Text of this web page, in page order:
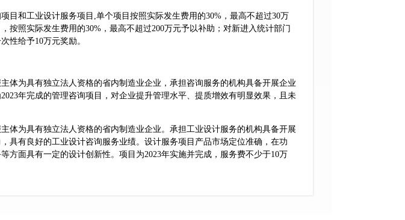
和工业设计服务项目,单个项目按照实际发生费用的30%，最高不超过30万
按照实际发生费用的30%，最高不超过200万元予以补助；对新进入统计部门
性给予10万元奖励。
为具有独立法人资格的省内制造业企业，承担咨询服务的机构具备开展企业
年完成的管理咨询项目，对企业提升管理水平、提质增效有明显效果，且未
为具有独立法人资格的省内制造业企业。承担工业设计服务的机构具备开展
具有良好的工业设计咨询服务业绩。设计服务项目产品市场定位准确，在功
方面具有一定的设计创新性。项目为2023年实施并完成，服务费不少于10万